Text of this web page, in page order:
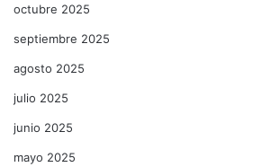
octubre 2025
septiembre 2025
agosto 2025
julio 2025
junio 2025
mayo 2025